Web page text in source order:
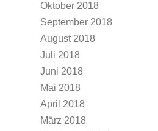
Oktober 2018
September 2018
August 2018
Juli 2018
Juni 2018
Mai 2018
April 2018
März 2018